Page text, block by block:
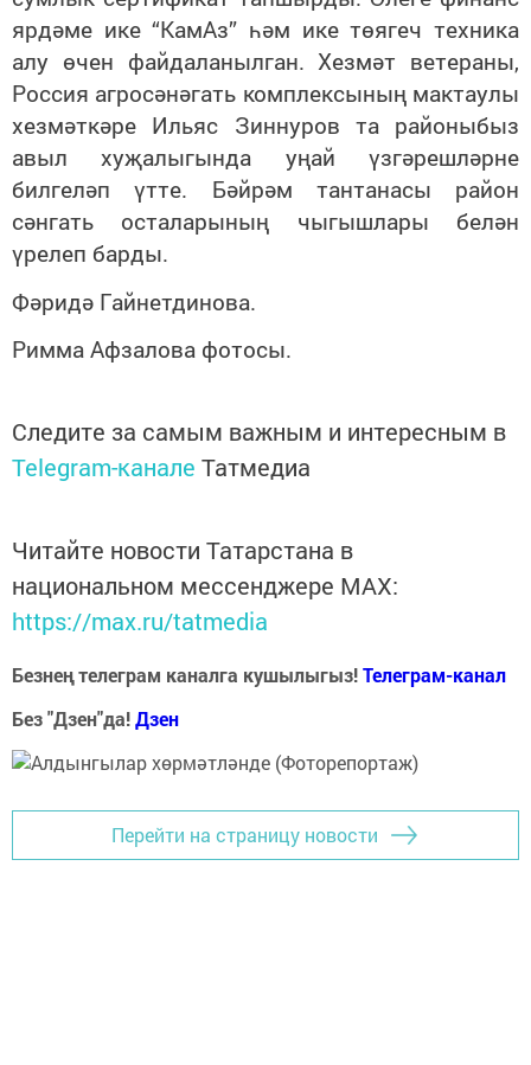
ярдәме ике “КамАз” һәм ике төягеч техника
алу өчен файдаланылган. Хезмәт ветераны,
Россия агросәнәгать комплексының мактаулы
хезмәткәре Ильяс Зиннуров та районыбыз
авыл хуҗалыгында уңай үзгәрешләрне
билгеләп үтте. Бәйрәм тантанасы район
сәнгать осталарының чыгышлары белән
үрелеп барды.
Фәридә Гайнетдинова.
Римма Афзалова фотосы.
Следите за самым важным и интересным в
Telegram-канале Татмедиа
Читайте новости Татарстана в
национальном мессенджере MАХ:
https://max.ru/tatmedia
Безнең телеграм каналга кушылыгыз!Телеграм-канал
Без "Дзен"да!Дзен
Перейти на страницу новости